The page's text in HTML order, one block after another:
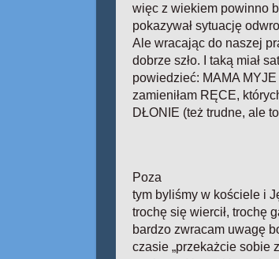
więc z wiekiem powinno
pokazywał sytuację
Ale wracając do naszej
dobrze szło. I taką miał
powiedzieć: MAMA MYJE
zamieniłam RĘCE,
DŁONIE (też trudne, ale
Poza
tym byliśmy w kościele i
trochę się wiercił, trochę
bardzo zwracam uwagę
czasie „przekażcie sobie